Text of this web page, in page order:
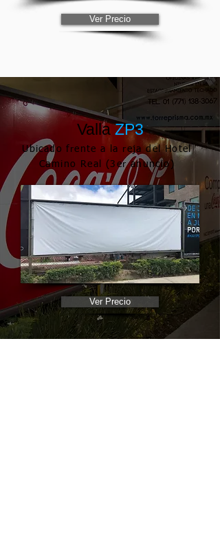
Ver Precio
VallaZP3
Ubicado frente a la reja del Hotel
Camino Real (3er anuncio)
Ver Precio